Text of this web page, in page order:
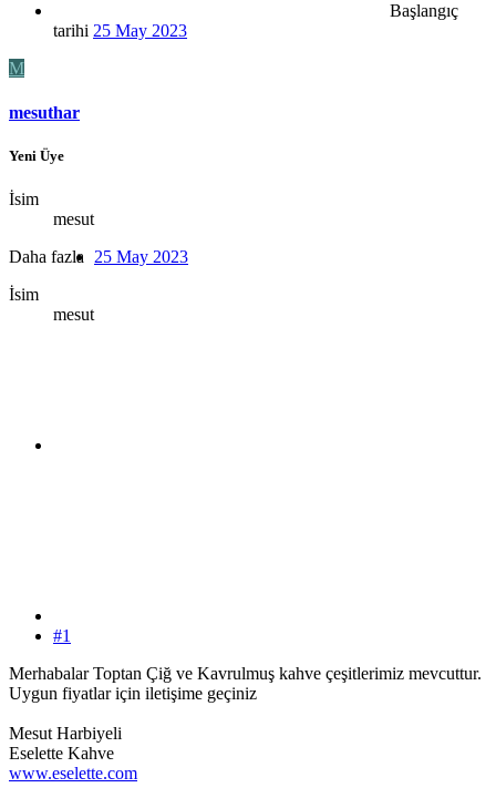
Başlangıç
tarihi 25 May 2023
M
mesuthar
Yeni Üye
İsim
mesut
Daha fazla
İsim
mesut
25 May 2023
#1
Merhabalar Toptan Çiğ ve Kavrulmuş kahve çeşitlerimiz mevcuttur.
Uygun fiyatlar için iletişime geçiniz
Mesut Harbiyeli
Eselette Kahve
www.eselette.com